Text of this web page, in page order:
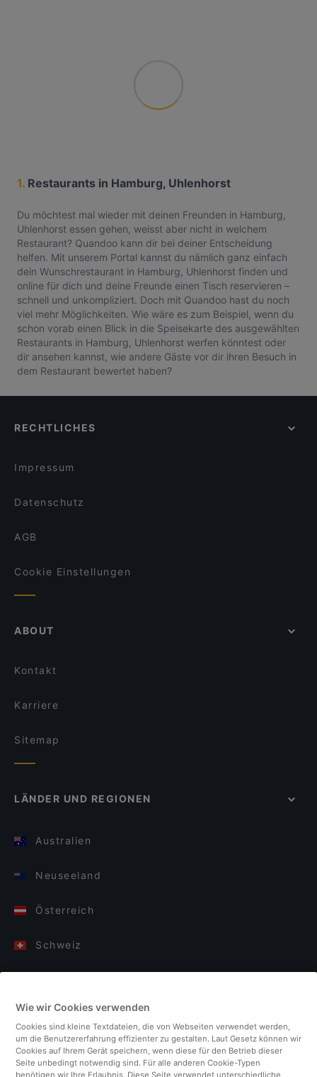
1. Restaurants in Hamburg, Uhlenhorst
Du möchtest mal wieder mit deinen Freunden in Hamburg,
Uhlenhorst essen gehen, weisst aber nicht in welchem
Restaurant? Quandoo kann dir bei deiner Entscheidung
helfen. Mit unserem Portal kannst du nämlich ganz einfach
dein Wunschrestaurant in Hamburg, Uhlenhorst finden und
online für dich und deine Freunde einen Tisch reservieren –
schnell und unkompliziert. Doch mit Quandoo hast du noch
viel mehr Möglichkeiten. Wie wäre es zum Beispiel, wenn du
schon vorab einen Blick in die Speisekarte des ausgewählten
Restaurants in Hamburg, Uhlenhorst werfen könntest oder
dir ansehen kannst, wie andere Gäste vor dir ihren Besuch in
dem Restaurant bewertet haben?
RECHTLICHES
Impressum
Datenschutz
AGB
Cookie Einstellungen
ABOUT
Kontakt
Karriere
Sitemap
LÄNDER UND REGIONEN
Australien
Neuseeland
Österreich
Schweiz
Italien
Finnland
Wie wir Cookies verwenden
Cookies sind kleine Textdateien, die von Webseiten verwendet werden,
um die Benutzererfahrung effizienter zu gestalten. Laut Gesetz können wir
Cookies auf Ihrem Gerät speichern, wenn diese für den Betrieb dieser
Seite unbedingt notwendig sind. Für alle anderen Cookie-Typen
benötigen wir Ihre Erlaubnis. Diese Seite verwendet unterschiedliche